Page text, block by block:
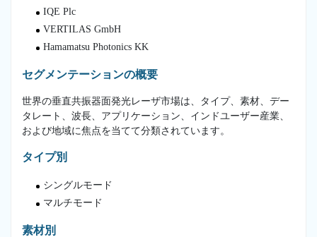
IQE Plc
VERTILAS GmbH
Hamamatsu Photonics KK
セグメンテーションの概要
世界の垂直共振器面発光レーザ市場は、タイプ、素材、デー
タレート、波長、アプリケーション、インドユーザー産業、
および地域に焦点を当てて分類されています。
タイプ別
シングルモード
マルチモード
素材別